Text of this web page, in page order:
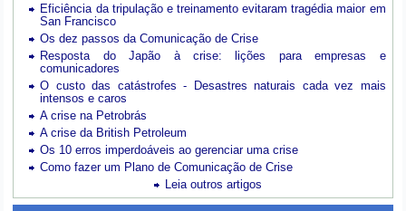
Eficiência da tripulação e treinamento evitaram tragédia maior em
San Francisco
Os dez passos da Comunicação de Crise
Resposta do Japão à crise: lições para empresas e
comunicadores
O custo das catástrofes -
Desastres naturais cada vez mais
intensos e caros
A crise na Petrobrás
A crise da British Petroleum
Os 10 erros imperdoáveis ao gerenciar uma crise
Como fazer um Plano de Comunicação de Crise
Leia outros artigos